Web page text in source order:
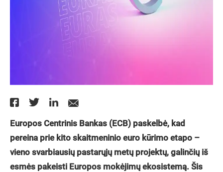
Europos Centrinis Bankas (ECB) paskelbė, kad
pereina prie kito skaitmeninio euro kūrimo etapo –
vieno svarbiausių pastarųjų metų projektų, galinčių iš
esmės pakeisti Europos mokėjimų ekosistemą. Šis